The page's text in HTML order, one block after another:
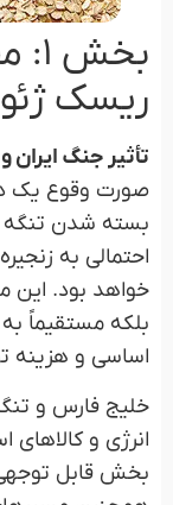
ریسک
تأثیر جنگ ایران
صورت وقوع یک
بسته شدن تنگه
احتمالی به
خواهد بود.
بلکه مستقیماً
اساسی و هزینه
خلیج فارس و
انرژی و
بخش قابل